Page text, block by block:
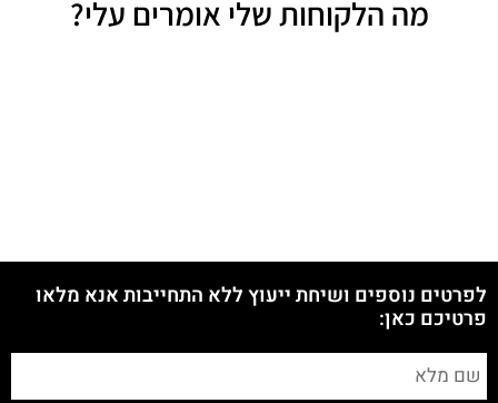
מה הלקוחות שלי אומרים עלי?
לפרטים נוספים ושיחת ייעוץ ללא התחייבות אנא מלאו
פרטיכם כאן: